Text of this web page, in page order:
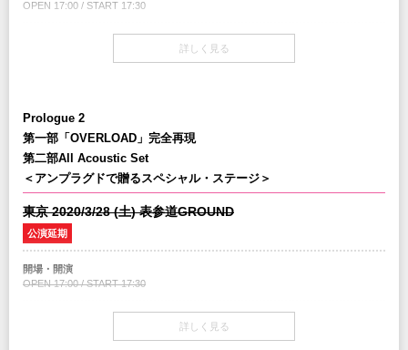
クリエイティブマン：03-3499-6669
協力：
ワードレコーズ
OPEN 17:00 / START 17:30
￥6,500-(税込/All Standing/1Drink別)
プレイガイド
イープラス
チケットぴあ
：0570-02-9999 Pコード：170-588
ローソンチケット
：0570-084-003 Lコード：73551
注意事項
※未就学児(6歳未満)のご入場をお断りさせていただきます。
INFO
企画制作：METAL MAN / PGG / クリエイティブマンプロダクション
詳しく見る
Prologue 2
第一部「OVERLOAD」完全再現
第二部All Acoustic Set
＜アンプラグドで贈るスペシャル・ステージ＞
東京 2020/3/28 (土) 表参道GROUND
公演延期
開場・開演
OPEN 17:00 / START 17:30
￥6,500-(税込/All Standing/1Drink別)
詳しく見る